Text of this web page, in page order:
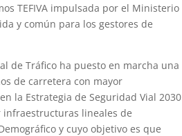
TEFIVA impulsada por el Ministerio
y común para los gestores de
de Tráfico ha puesto en marcha una
de carretera con mayor
la Estrategia de Seguridad Vial 2030
infraestructuras lineales de
y cuyo objetivo es que